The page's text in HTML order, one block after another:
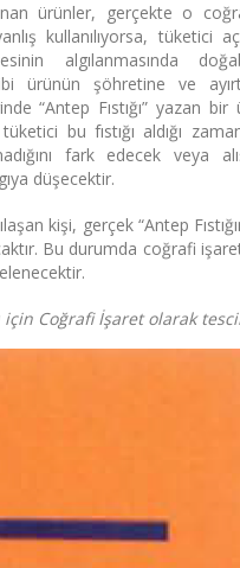
ürünler, gerçekte o
kullanılıyorsa, tüketici
algılanmasında
ürünün şöhretine ve
“Antep Fıstığı” yazan bir
bu fıstığı aldığı
fark edecek veya
düşecektir.
kişi, gerçek “Antep
Bu durumda coğrafi
Coğrafi İşaret olarak